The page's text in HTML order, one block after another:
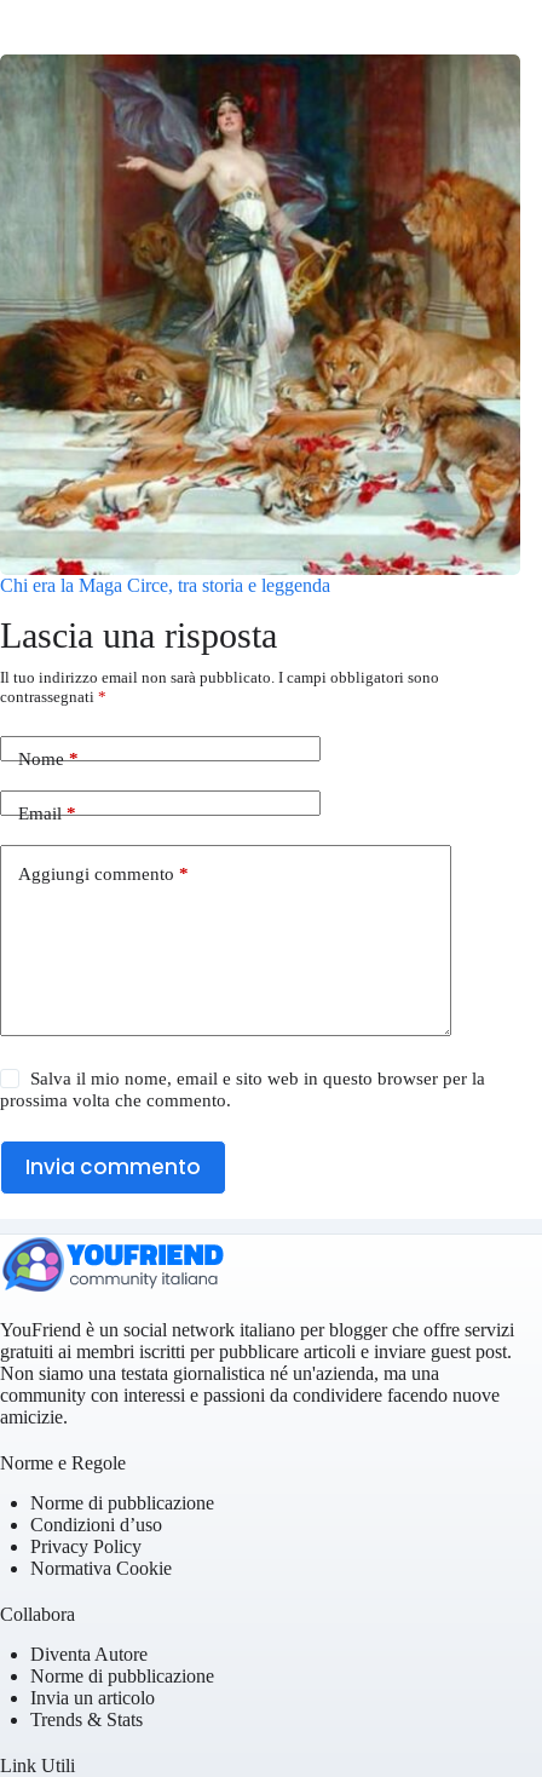
Chi era la Maga Circe, tra storia e leggenda
Lascia una risposta
Il tuo indirizzo email non sarà pubblicato. I campi obbligatori sono
contrassegnati *
Nome*
Email*
Aggiungi commento *
Salva il mio nome, email e sito web in questo browser per la
prossima volta che commento.
Invia commento
YouFriend è un social network italiano per blogger che offre servizi
gratuiti ai membri iscritti per pubblicare articoli e inviare guest post.
Non siamo una testata giornalistica né un'azienda, ma una
community con interessi e passioni da condividere facendo nuove
amicizie.
Norme e Regole
Norme di pubblicazione
Condizioni d’uso
Privacy Policy
Normativa Cookie
Collabora
Diventa Autore
Norme di pubblicazione
Invia un articolo
Trends & Stats
Link Utili